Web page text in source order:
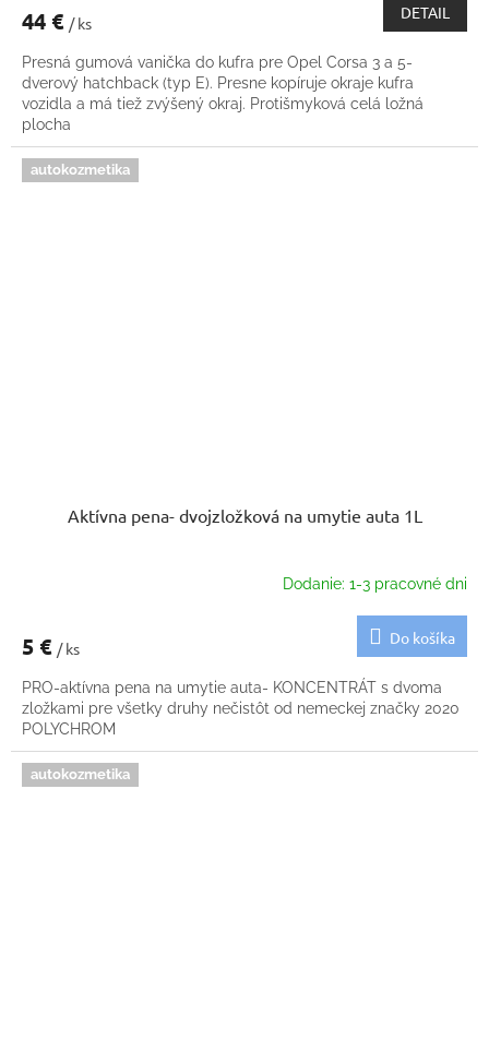
44 € / ks
DETAIL
Presná gumová vanička do kufra pre Opel Corsa 3 a 5-
dverový hatchback (typ E). Presne kopíruje okraje kufra
vozidla a má tiež zvýšený okraj. Protišmyková celá ložná
plocha
autokozmetika
Aktívna pena- dvojzložková na umytie auta 1L
Dodanie: 1-3 pracovné dni
5 € / ks
Do košíka
PRO-aktívna pena na umytie auta- KONCENTRÁT s dvoma
zložkami pre všetky druhy nečistôt od nemeckej značky 2020
POLYCHROM
autokozmetika